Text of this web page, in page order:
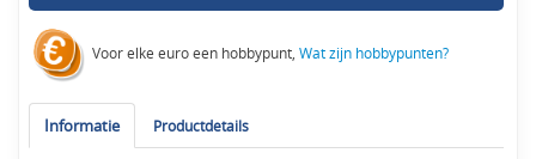
Voor elke euro een hobbypunt,Wat zijn hobbypunten?
Informatie Productdetails